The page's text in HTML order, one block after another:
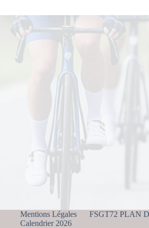
Mentions Légales
FSGT72 PLAN
Calendrier 2026